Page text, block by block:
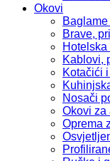
Okovi
Brave,
Hotelska
Kablovi,
Kotačići
Nosači
Okovi za
Oprema